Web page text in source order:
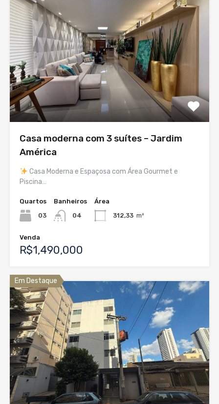
Casa moderna com 3 suítes – Jardim
América
Casa Moderna e Espaçosa com Área Gourmet e
Piscina…
Quartos
03
Banheiros
04
Área
312,33 m²
Venda
R$1,490,000
Em Destaque